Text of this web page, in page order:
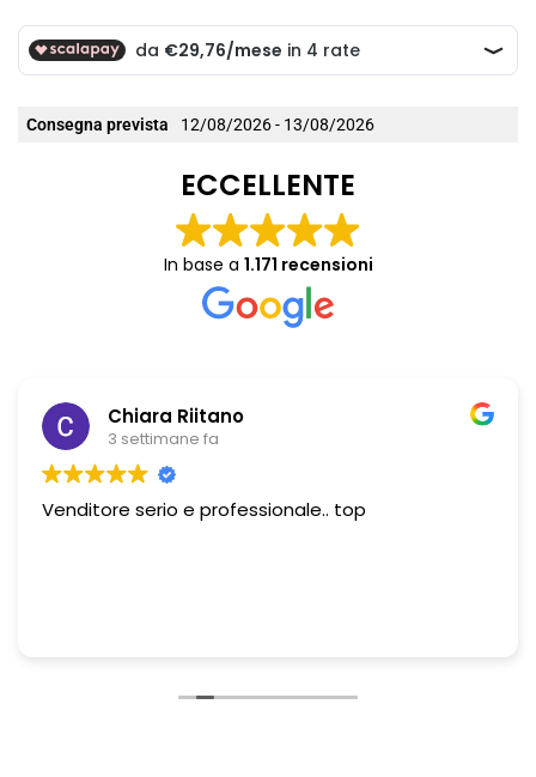
Consegna prevista 12/08/2026 - 13/08/2026
ECCELLENTE
In base a 1.171 recensioni
Chiara Riitano
3 settimane fa
Venditore serio e professionale.. top